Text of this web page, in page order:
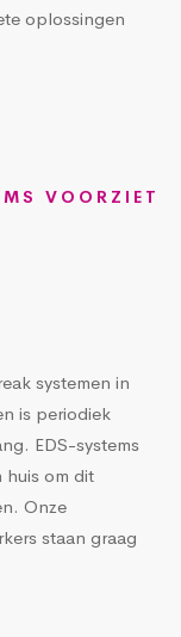
oplossingen
VOORZIET
systemen in
is periodiek
EDS-systems
huis om dit
Onze
staan graag